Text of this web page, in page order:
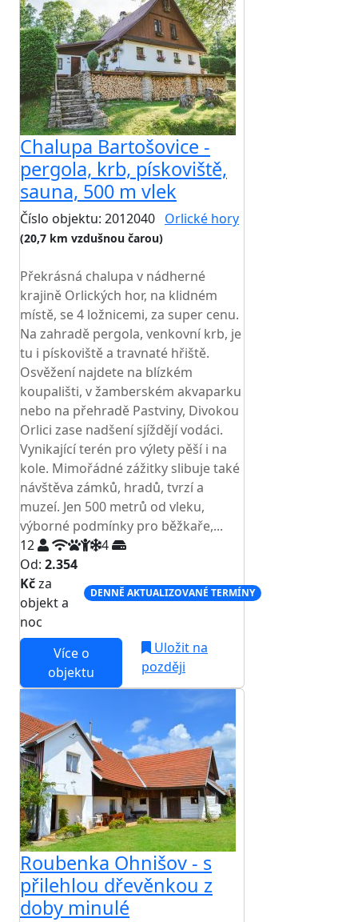
Chalupa Bartošovice -
pergola, krb, pískoviště,
sauna, 500 m vlek
Číslo objektu: 2012040 Orlické hory
(20,7 km vzdušnou čarou)
Překrásná chalupa v nádherné
krajině Orlických hor, na klidném
místě, se 4 ložnicemi, za super cenu.
Na zahradě pergola, venkovní krb, je
tu i pískoviště a travnaté hřiště.
Osvěžení najdete na blízkém
koupališti, v žamberském akvaparku
nebo na přehradě Pastviny, Divokou
Orlici zase nadšení sjíždějí vodáci.
Vynikající terén pro výlety pěší i na
kole. Mimořádné zážitky slibuje také
návštěva zámků, hradů, tvrzí a
muzeí. Jen 500 metrů od vleku,
výborné podmínky pro běžkaře,...
12
4
Od: 2.354
Kčza
objekt a
noc
DENNĚ AKTUALIZOVANÉ TERMÍNY
Více o
objektu
Uložit na
později
Roubenka Ohnišov - s
přilehlou dřevěnkou z
doby minulé